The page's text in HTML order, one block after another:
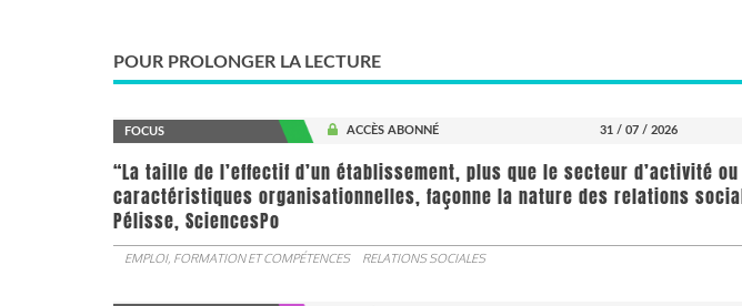
POUR PROLONGER LA LECTURE
FOCUS ACCÈS ABONNÉ 31 / 07 / 2026
“La taille de l’effectif d’un établissement, plus que le secteur d’activité ou
caractéristiques organisationnelles, façonne la nature des relations
Pélisse, SciencesPo
EMPLOI, FORMATION ET COMPÉTENCES RELATIONS SOCIALES